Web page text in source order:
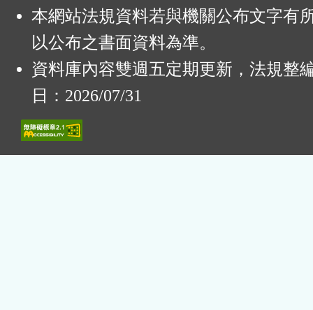
本網站法規資料若與機關公布文字有
以公布之書面資料為準。
資料庫內容雙週五定期更新，法規整
日：2026/07/31